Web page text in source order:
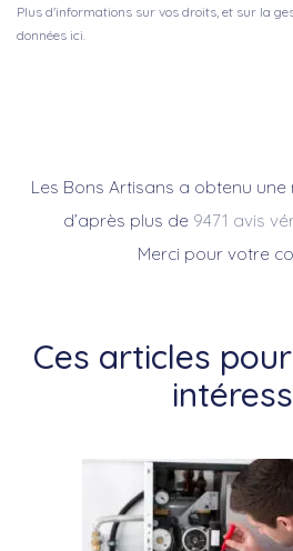
Plus d'informations sur vos droits, et sur la
données ici.
Les Bons Artisans a obtenu
d’après plus de 9471 avis
Merci pour votre
Ces articles